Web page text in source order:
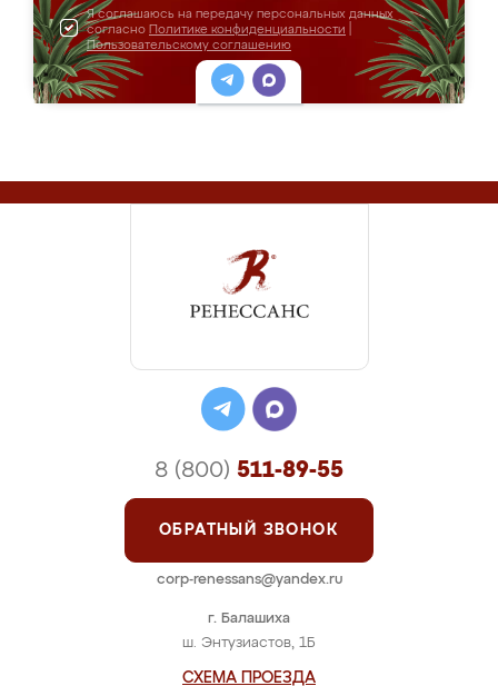
Я соглашаюсь на передачу персональных данных
согласно Политике конфиденциальности
Пользовательскому соглашению
г. Балашиха
ш. Энтузиастов, 1Б
СХЕМА ПРОЕЗДА
8 (800) 511-89-55
ОБРАТНЫЙ ЗВОНОК
corp-renessans@yandex.ru